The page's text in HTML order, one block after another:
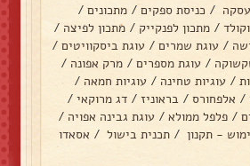
/ כניסת ספקים / מתכונים /
/ מתכון לפנקייק / מתכון לפיצה /
/ עוגת שמרים / עוגת ביסקוויטים /
/ עוגת מספרים / מרק אפונה /
/ עוגיות טחינה / עוגיות חמאה /
/ אלפחורס / בראוניז / דג מרוקאי /
/ פלפל ממולא / עוגת גבינה אפויה /
- תקנון / תכנית בישול / אסאדו